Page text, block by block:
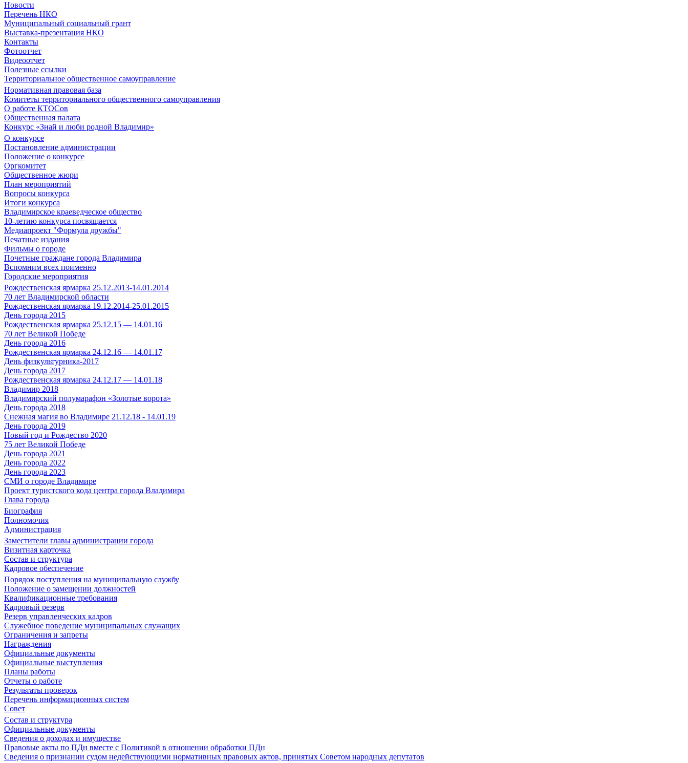
Новости
Перечень НКО
Муниципальный социальный грант
Выставка-презентация НКО
Контакты
Фотоотчет
Видеоотчет
Полезные ссылки
Территориальное общественное самоуправление
Нормативная правовая база
Комитеты территориального общественного самоуправления
О работе КТОСов
Общественная палата
Конкурс «Знай и люби родной Владимир»
О конкурсе
Постановление администрации
Положение о конкурсе
Оргкомитет
Общественное жюри
План мероприятий
Вопросы конкурса
Итоги конкурса
Владимирское краеведческое общество
10-летию конкурса посвящается
Медиапроект "Формула дружбы"
Печатные издания
Фильмы о городе
Почетные граждане города Владимира
Вспомним всех поименно
Городские мероприятия
Рождественская ярмарка 25.12.2013-14.01.2014
70 лет Владимирской области
Рождественская ярмарка 19.12.2014-25.01.2015
День города 2015
Рождественская ярмарка 25.12.15 — 14.01.16
70 лет Великой Победе
День города 2016
Рождественская ярмарка 24.12.16 — 14.01.17
День физкультурника-2017
День города 2017
Рождественская ярмарка 24.12.17 — 14.01.18
Владимир 2018
Владимирский полумарафон «Золотые ворота»
День города 2018
Снежная магия во Владимире 21.12.18 - 14.01.19
День города 2019
Новый год и Рождество 2020
75 лет Великой Победе
День города 2021
День города 2022
День города 2023
СМИ о городе Владимире
Проект туристского кода центра города Владимира
Глава города
Биография
Полномочия
Администрация
Заместители главы администрации города
Визитная карточка
Состав и структура
Кадровое обеспечение
Порядок поступления на муниципальную службу
Положение о замещении должностей
Квалификационные требования
Кадровый резерв
Резерв управленческих кадров
Служебное поведение муниципальных служащих
Ограничения и запреты
Награждения
Официальные документы
Официальные выступления
Планы работы
Отчеты о работе
Результаты проверок
Перечень информационных систем
Совет
Состав и структура
Официальные документы
Сведения о доходах и имуществе
Правовые акты по ПДн вместе с Политикой в отношении обработки ПДн
Сведения о признании судом недействующими нормативных правовых актов, принятых Советом народных депутатов